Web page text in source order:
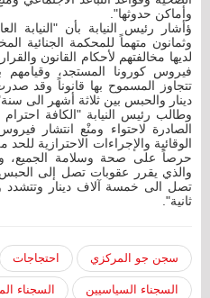
وأماكن حدوثها".
ؤأشار رئيس النيابة بأن
وثمانون متهماً للمحكمة الجنائية
لديها مخالفتهم لأحكام القانون
فيروس كورونا المستجد، وقيامهم
تتجاوز المسموح بها قانوناً وقد
دينار والحبس بين ثلاثة أشهر الى
وطالب رئيس النيابة "الكافة احترام
الصادرة لاحتواء ومنْع انتشار فيروس
الوقائية والإجراءات الاحترازية
حرصاً على صحة وسلامة الجميع،
والذي يقرر عقوبات تصل إلى
تصل الى خمسة آلاف دينار وتتشدد
ثانية".
سجن جو المركزي احتجاجات
السجناء السياسيين السجناء